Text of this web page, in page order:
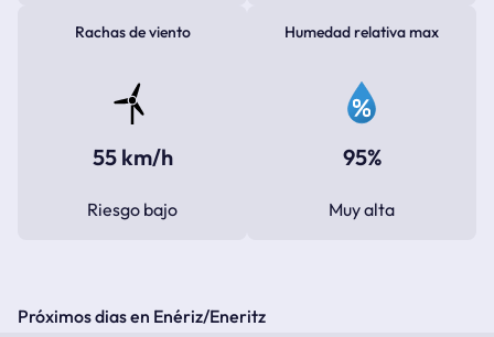
Rachas de viento
55 km/h
Riesgo bajo
Humedad relativa max
95%
Muy alta
Próximos dias en Enériz/Eneritz